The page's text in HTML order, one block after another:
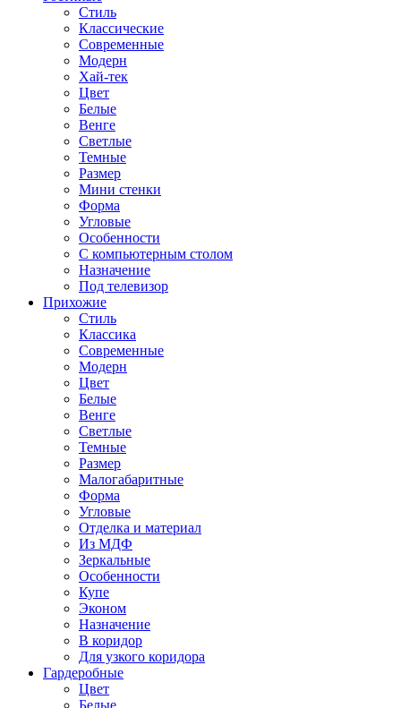
Стиль
Классические
Современные
Модерн
Хай-тек
Цвет
Белые
Венге
Светлые
Темные
Размер
Мини стенки
Форма
Угловые
Особенности
С компьютерным столом
Назначение
Под телевизор
Прихожие
Стиль
Классика
Современные
Модерн
Цвет
Белые
Венге
Светлые
Темные
Размер
Малогабаритные
Форма
Угловые
Отделка и материал
Из МДФ
Зеркальные
Особенности
Купе
Эконом
Назначение
В коридор
Для узкого коридора
Гардеробные
Цвет
Белые